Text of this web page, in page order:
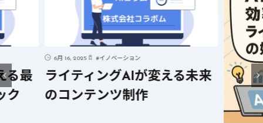
る最
ク
6月 16, 2025 #イノベーション
ライティングAIが変える未来
のコンテンツ制作